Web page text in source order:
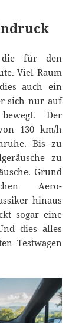
die für den
Viel Raum
auch ein
sich nur auf
Der
130 km/h
Bis zu
zu
Grund
Aero-
hinaus
sogar eine
dies alles
Testwagen